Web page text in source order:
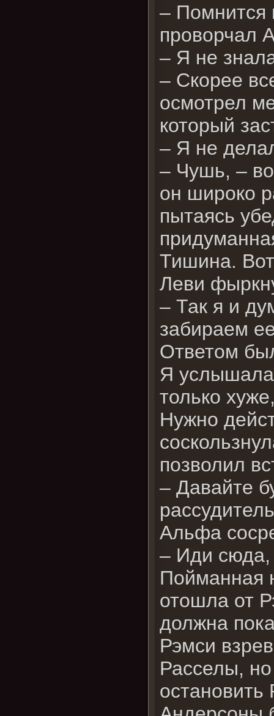
– Помнится
проворчал
– Я не
– Скорее
осмотрел
который
– Я не
– Чушь, –
он широко
пытаясь
Тишина.
Леви
– Так я и
забираем
Ответом
Я услышала
только
Нужно
позволил
– Давайте
Альфа
– Иди
Пойманная
отошла от
должна
Рэмси
Расселы,
остановить